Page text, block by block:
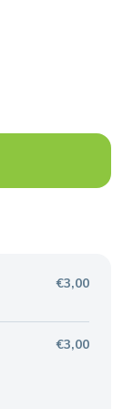
€3,00
€3,00